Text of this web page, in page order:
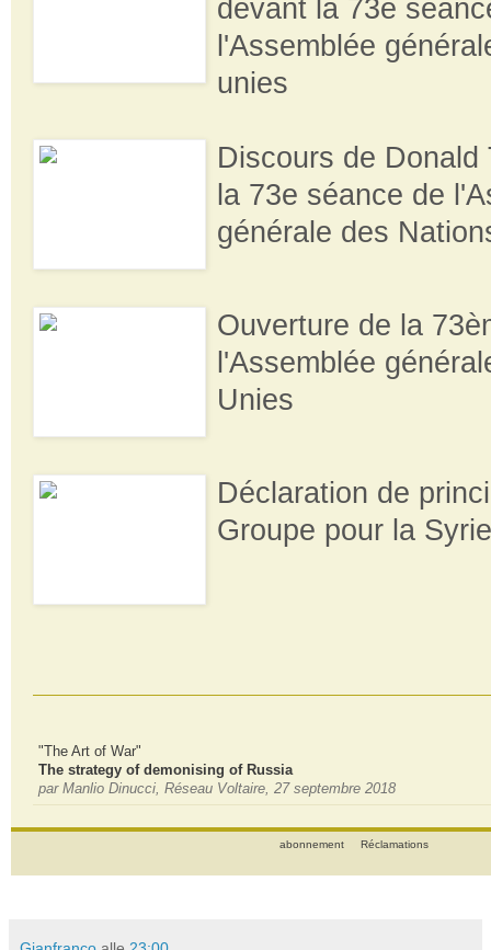
devant la 73e
l'Assemblée
unies
Discours de Donald
la 73e séance de
générale des
Ouverture de la
l'Assemblée
Unies
Déclaration de
Groupe pour la Syrie
"The Art of War"
The strategy of demonising of Russia
par Manlio Dinucci, Réseau Voltaire, 27 septembre 2018
abonnement Réclamations